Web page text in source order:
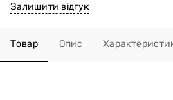
Залишити відгук
Товар Опис